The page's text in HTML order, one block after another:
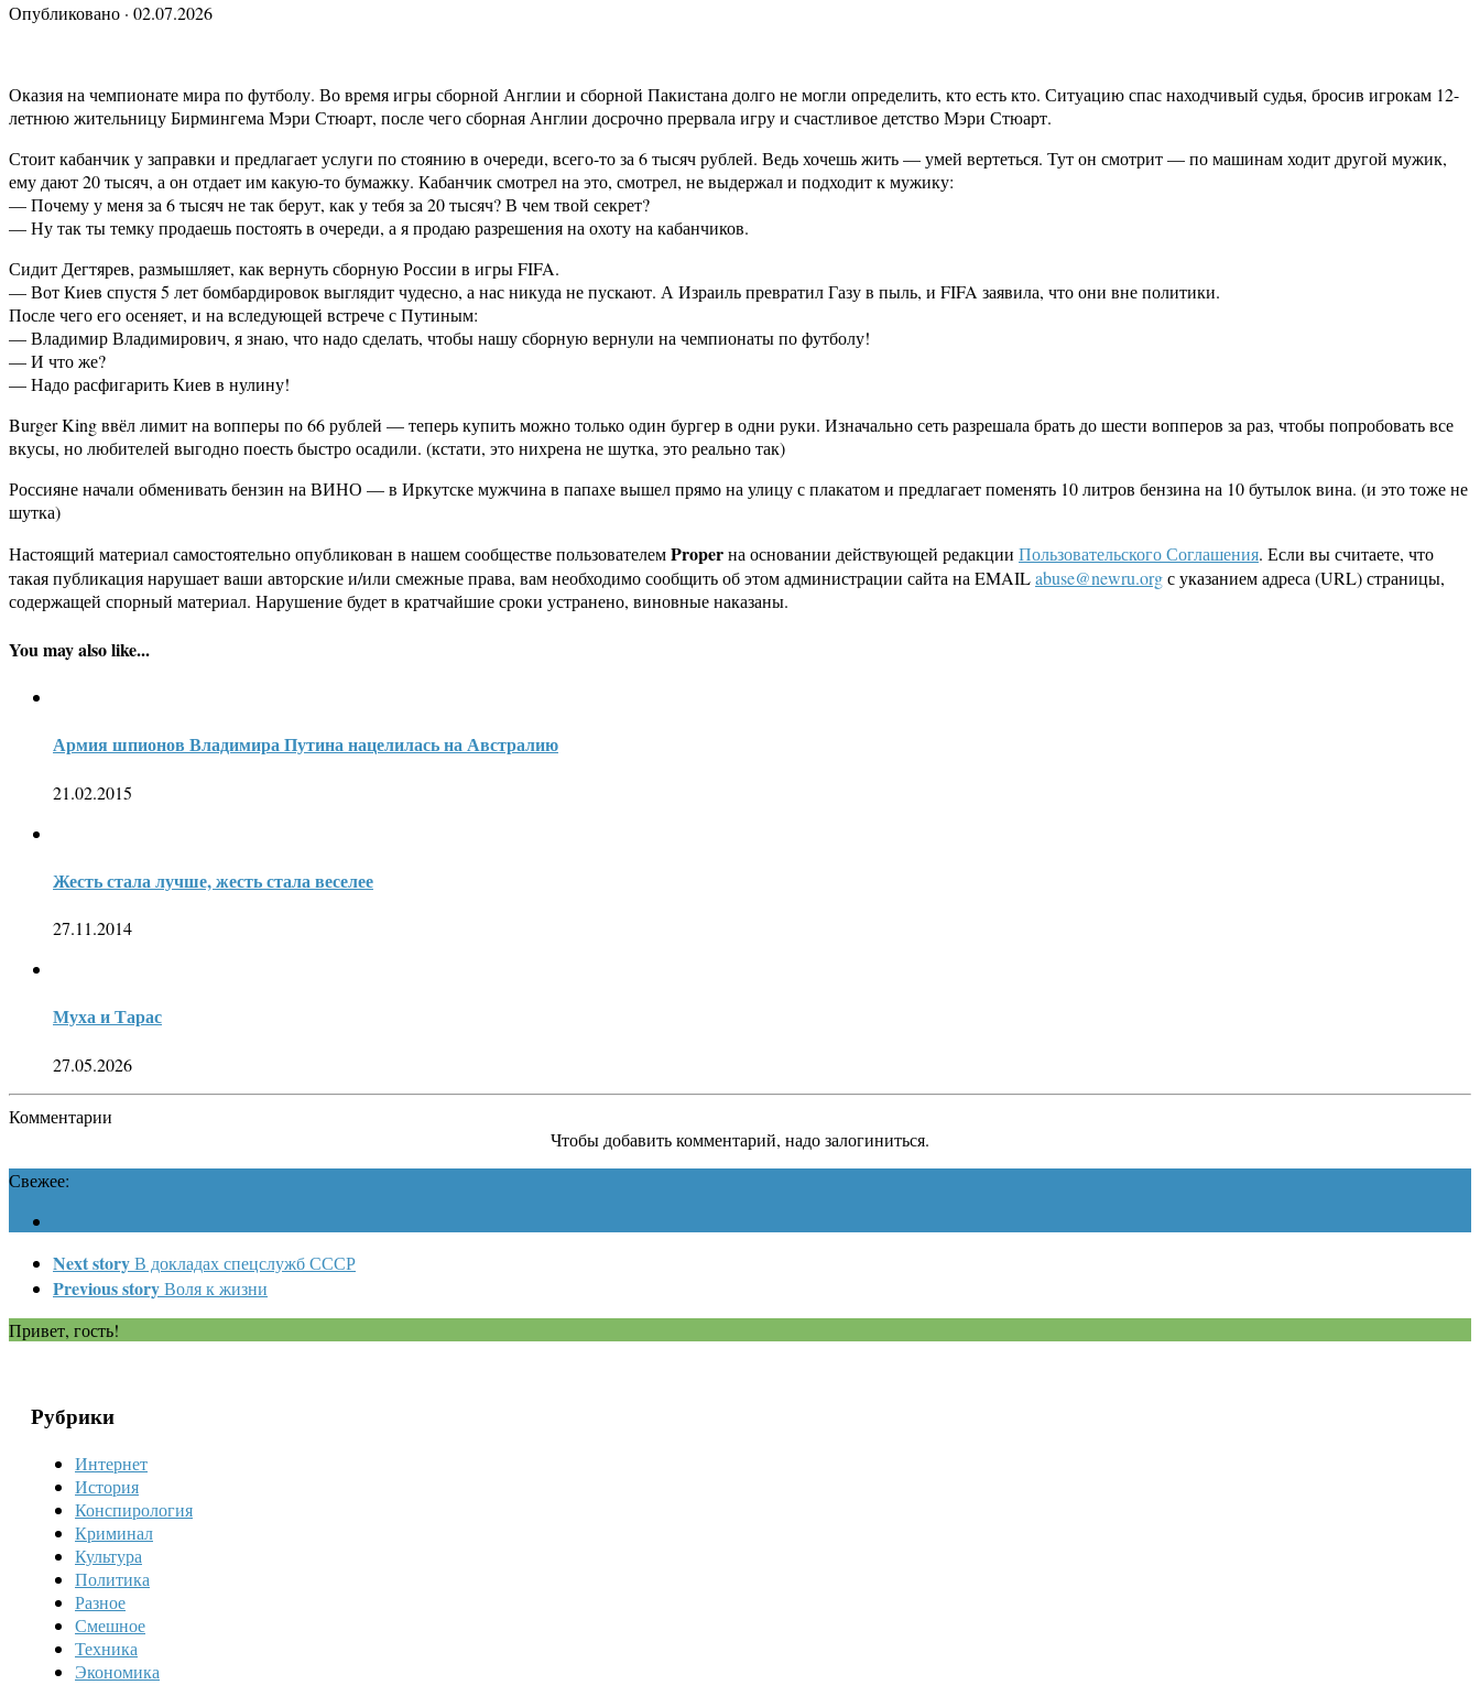
Опубликовано · 02.07.2026
Оказия на чемпионате мира по футболу. Во время игры сборной Англии и сборной Пакистана долго не могли определить, кто есть кто. Ситуацию спас находчивый судья, бросив игрокам 12-
летнюю жительницу Бирмингема Мэри Стюарт, после чего сборная Англии досрочно прервала игру и счастливое детство Мэри Стюарт.
Стоит кабанчик у заправки и предлагает услуги по стоянию в очереди, всего-то за 6 тысяч рублей. Ведь хочешь жить — умей вертеться. Тут он смотрит — по машинам ходит другой мужик,
ему дают 20 тысяч, а он отдает им какую-то бумажку. Кабанчик смотрел на это, смотрел, не выдержал и подходит к мужику:
— Почему у меня за 6 тысяч не так берут, как у тебя за 20 тысяч? В чем твой секрет?
— Ну так ты темку продаешь постоять в очереди, а я продаю разрешения на охоту на кабанчиков.
Сидит Дегтярев, размышляет, как вернуть сборную России в игры FIFA.
— Вот Киев спустя 5 лет бомбардировок выглядит чудесно, а нас никуда не пускают. А Израиль превратил Газу в пыль, и FIFA заявила, что они вне политики.
После чего его осеняет, и на вследующей встрече с Путиным:
— Владимир Владимирович, я знаю, что надо сделать, чтобы нашу сборную вернули на чемпионаты по футболу!
— И что же?
— Надо расфигарить Киев в нулину!
Burger King ввёл лимит на вопперы по 66 рублей — теперь купить можно только один бургер в одни руки. Изначально сеть разрешала брать до шести вопперов за раз, чтобы попробовать все
вкусы, но любителей выгодно поесть быстро осадили. (кстати, это нихрена не шутка, это реально так)
Россияне начали обменивать бензин на ВИНО — в Иркутске мужчина в папахе вышел прямо на улицу с плакатом и предлагает поменять 10 литров бензина на 10 бутылок вина. (и это тоже не
шутка)
Настоящий материал самостоятельно опубликован в нашем сообществе пользователемProperна основании действующей редакции Пользовательского Соглашения. Если вы считаете, что
такая публикация нарушает ваши авторские и/или смежные права, вам необходимо сообщить об этом администрации сайта на EMAILabuse@newru.orgс указанием адреса (URL) страницы,
содержащей спорный материал. Нарушение будет в кратчайшие сроки устранено, виновные наказаны.
You may also like...
Армия шпионов Владимира Путина нацелилась на Австралию
21.02.2015
Жесть стала лучше, жесть стала веселее
27.11.2014
Муха и Тарас
27.05.2026
Комментарии
Чтобы добавить комментарий, надо залогиниться.
Свежее:
Next storyВ докладах спецслужб СССР
Previous storyВоля к жизни
Привет, гость!
Рубрики
Интернет
История
Конспирология
Криминал
Культура
Политика
Разное
Смешное
Техника
Экономика